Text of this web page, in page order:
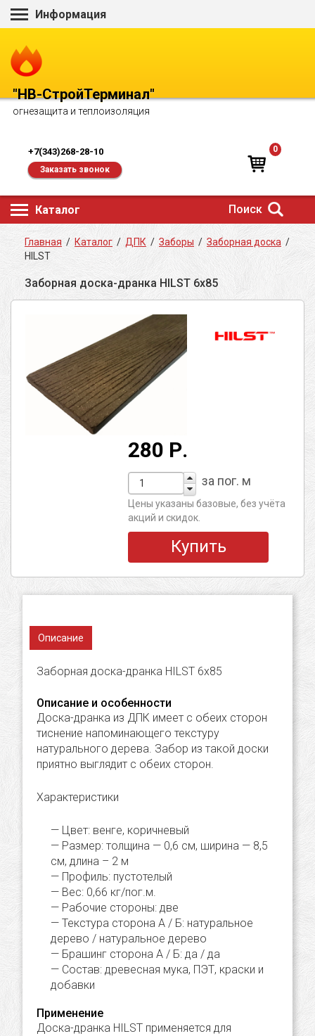
Информация
"НВ-СтройТерминал"
огнезащита и теплоизоляция
+7(343)268-28-10
Заказать звонок
0
Каталог Поиск
Главная / Каталог / ДПК / Заборы / Заборная доска /
HILST
Заборная доска-дранка HILST 6х85
280 Р.
за пог. м
Цены указаны базовые, без учёта
акций и скидок.
Купить
Описание
Заборная доска-дранка HILST 6х85
Описание и особенности
Доска-дранка из ДПК имеет с обеих сторон
тиснение напоминающего текстуру
натурального дерева. Забор из такой доски
приятно выглядит с обеих сторон.
Характеристики
Цвет: венге, коричневый
Размер: толщина — 0,6 cм, ширина — 8,5
cм, длина – 2 м
Профиль: пустотелый
Вес: 0,66 кг/пог.м.
Рабочие стороны: две
Текстура сторона А / Б: натуральное
дерево / натуральное дерево
Брашинг сторона А / Б: да / да
Состав: древесная мука, ПЭТ, краски и
добавки
Применение
Доска-дранка HILST применяется для